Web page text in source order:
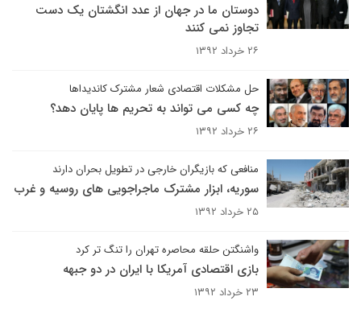
دوستان ما در جهان از عدد انگشتان یک دست
تجاوز نمی کنند
۲۶ خرداد ۱۳۹۲
حل مشکلات اقتصادی شعار مشترک کاندیداها
چه کسی می تواند به تحریم ها پایان دهد؟
۲۶ خرداد ۱۳۹۲
منافعی که بازیگران خارجی در تطویل بحران دارند
سوریه، ابزار مشترک ماجراجویی های روسیه و غرب
۲۵ خرداد ۱۳۹۲
واشنگتن حلقه محاصره تهران را تنگ تر کرد
بازی اقتصادی آمریکا با ایران در دو جبهه
۲۳ خرداد ۱۳۹۲